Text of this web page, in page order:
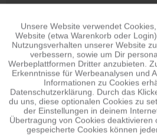
Bewertungen lesen, schreiben und
INFOS ZUM HERSTELLER
Folgende Infos zum Hersteller sind
ÄHNLICHE ARTIKEL
Diese Artikel sind dem Produkt ähnlich
Funktionale
Tracking
Personalisierung
Service
Unsere Website verwendet
Website (etwa Warenkorb oder
Nutzungsverhalten unserer Website
verbessern, sowie um Dir
Werbeplattformen Dritter anzubieten.
Erkenntnisse für Werbeanalysen und
Informationen zu Cookies
Datenschutzerklärung. Durch das
du uns, diese optionalen Cookies zu
der Einstellungen in deinem
Übertragung von Cookies deaktivieren
gespeicherte Cookies können